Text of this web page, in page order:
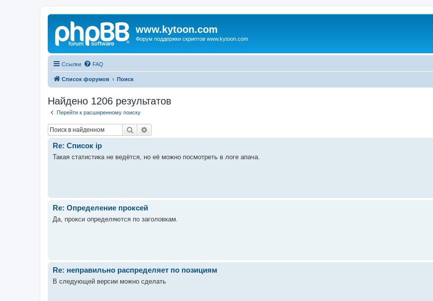
www.kytoon.com
Форум поддержки скриптов www.kytoon.com
Ссылки FAQ
Список форумов Поиск
Найдено 1206 результатов
Перейти к расширенному поиску
Поиск
Re: Список ip
Такая статистика не ведётся, но её можно посмотреть в логе апача.
Re: Определение проксей
Да, прокси определяются по заголовкам.
Re: неправильно распределяет по позициям
В следующей версии можно сделать